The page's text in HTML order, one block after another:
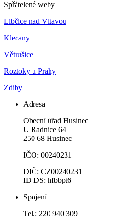
Spřátelené weby
Libčice nad Vltavou
Klecany
Větrušice
Roztoky u Prahy
Zdiby
Adresa
Obecní úřad Husinec
U Radnice 64
250 68 Husinec
IČO: 00240231
DIČ: CZ00240231
ID DS: hfbbpt6
Spojení
Tel.: 220 940 309